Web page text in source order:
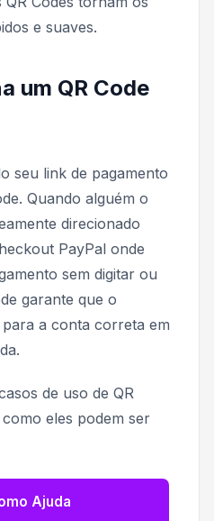
e suaves.
um QR Code
seu link de pagamento
Quando alguém o
direcionado
PayPal onde
sem digitar ou
garante que o
a conta correta em
de uso de QR
eles podem ser
Ajuda